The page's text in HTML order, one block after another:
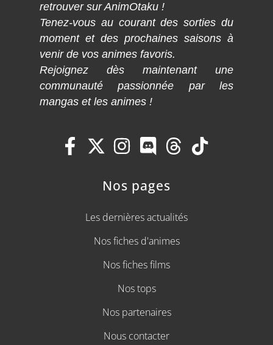
retrouver sur AnimOtaku !
Tenez-vous au courant des sorties du
moment et des prochaines saisons à
venir de vos animes favoris.
Rejoignez dès maintenant une
communauté passionnée par les
mangas et les animes !
Nos pages
Les dernières actualités
Nos fiches d'animes
Nos fiches films
Nos tops
Nos partenaires
Nous contacter